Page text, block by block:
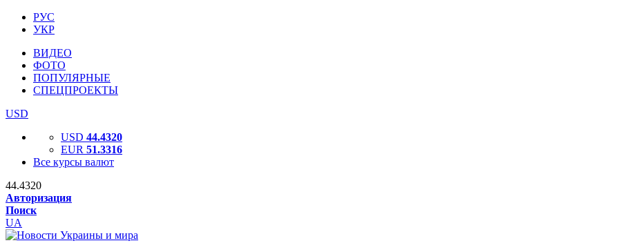
РУС
УКР
ВИДЕО
ФОТО
ПОПУЛЯРНЫЕ
СПЕЦПРОЕКТЫ
USD
USD 44.4320
EUR 51.3316
Все курсы валют
44.4320
Авторизация
Поиск
UA